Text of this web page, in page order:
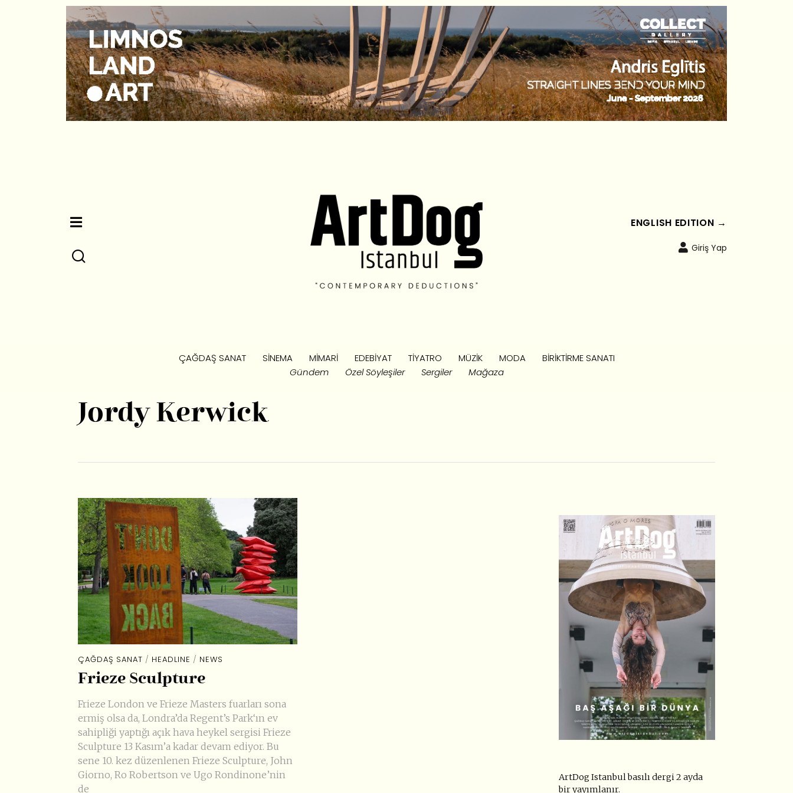
ENGLISH EDITION →
Giriş Yap
ÇAĞDAŞ SANAT SINEMA MIMARI EDEBIYAT TIYATRO MÜZIK MODA
BIRIKTIRME SANATI
Gündem
Özel Söyleşiler Sergiler Mağaza
Jordy Kerwick
ÇAĞDAŞ SANAT / HEADLINE / NEWS
Frieze Sculpture
Frieze London ve Frieze Masters fuarları sona
ermiş olsa da, Londra’da Regent’s Park‘ın ev
sahipliği yaptığı açık hava heykel sergisi Frieze
Sculpture 13 Kasım’a kadar devam ediyor. Bu
sene 10. kez düzenlenen Frieze Sculpture, John
Giorno, Ro Robertson ve Ugo Rondinone’nin
de
ArtDog Istanbul basılı dergi 2 ayda
bir yayımlanır.